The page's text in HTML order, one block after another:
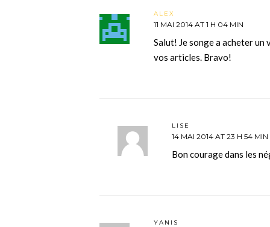
ALEX
11 MAI 2014 AT 1 H 04 MIN
Salut! Je songe a acheter
vos articles. Bravo!
LISE
14 MAI 2014 AT 23 H 54 MIN
Bon courage dans les
YANIS